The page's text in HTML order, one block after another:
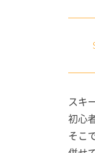
スキ
初心
そこ